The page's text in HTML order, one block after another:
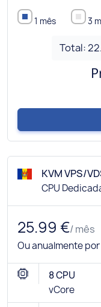
1 mês 3
Total:
KVM VPS/
CPU
25.99 €/ mês
Ou anualmente por
8 CPU
vCore